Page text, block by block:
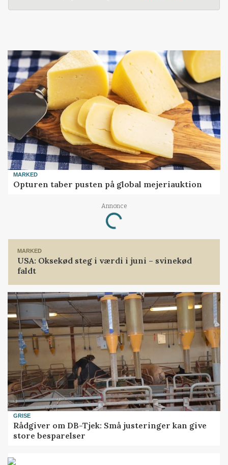
MARKED
Opturen taber pusten på global mejeriauktion
Annonce
Loading...
MARKED
USA: Oksekød steg i værdi i juni – svinekød
faldt
GRISE
Rådgiver om DB-Tjek: Små justeringer kan give
store besparelser